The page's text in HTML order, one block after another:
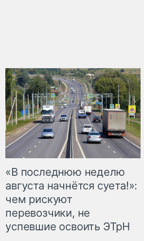
«В последнюю неделю
августа начнётся суета!»:
чем рискуют
перевозчики, не
успевшие освоить ЭТрН